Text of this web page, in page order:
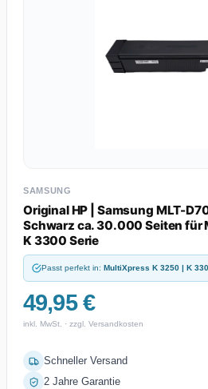
SAMSUNG
Original HP | Samsung MLT-
Schwarz ca. 30.000 Seiten für
K 3300 Serie
Passt perfekt in: MultiXpress K 3250 | K
49,95 €
inkl. MwSt. · zzgl. Versandkosten
Schneller Versand
2 Jahre Garantie